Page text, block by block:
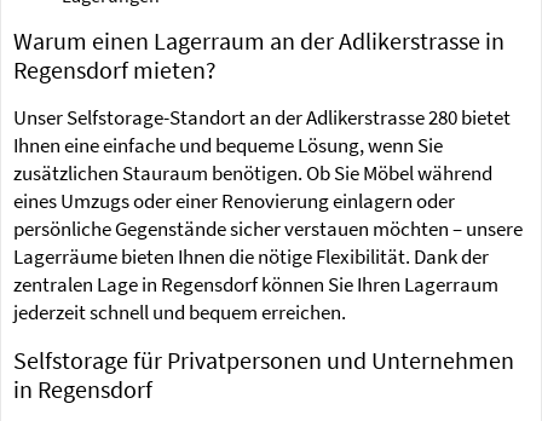
Warum einen Lagerraum an der Adlikerstrasse in
Regensdorf mieten?
Unser Selfstorage-Standort an der Adlikerstrasse 280 bietet
Ihnen eine einfache und bequeme Lösung, wenn Sie
zusätzlichen Stauraum benötigen. Ob Sie Möbel während
eines Umzugs oder einer Renovierung einlagern oder
persönliche Gegenstände sicher verstauen möchten – unsere
Lagerräume bieten Ihnen die nötige Flexibilität. Dank der
zentralen Lage in Regensdorf können Sie Ihren Lagerraum
jederzeit schnell und bequem erreichen.
Selfstorage für Privatpersonen und Unternehmen
in Regensdorf